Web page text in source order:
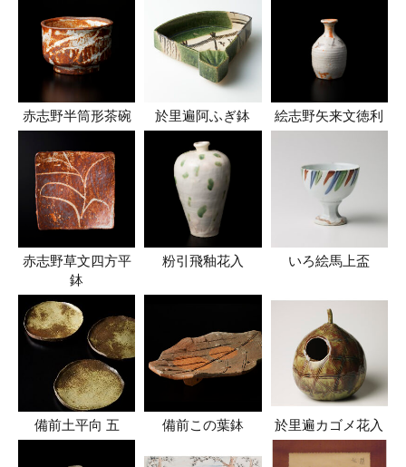
赤志野半筒形茶碗 於里遍阿ふぎ鉢 絵志野矢来文徳利
赤志野草文四方平
鉢
粉引飛釉花入 いろ絵馬上盃
備前土平向 五 備前この葉鉢 於里遍カゴメ花入